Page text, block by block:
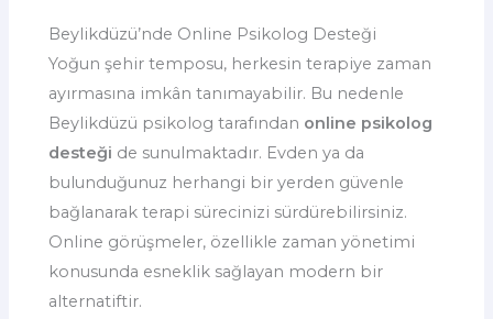
Beylikdüzü’nde Online Psikolog Desteği
Yoğun şehir temposu, herkesin terapiye zaman
ayırmasına imkân tanımayabilir. Bu nedenle
Beylikdüzü psikolog tarafından online psikolog
desteği de sunulmaktadır. Evden ya da
bulunduğunuz herhangi bir yerden güvenle
bağlanarak terapi sürecinizi sürdürebilirsiniz.
Online görüşmeler, özellikle zaman yönetimi
konusunda esneklik sağlayan modern bir
alternatiftir.